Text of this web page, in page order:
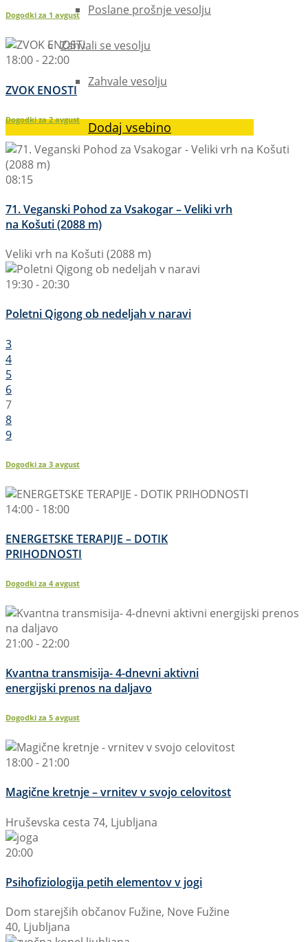
Poslane prošnje vesolju
Zahvali se vesolju
Zahvale vesolju
Dodaj vsebino
Dogodki za 1 avgust
18:00 - 22:00
ZVOK ENOSTI
Dogodki za2avgust
08:15
71. Veganski Pohod za Vsakogar – Veliki vrh
na Košuti (2088 m)
Veliki vrh na Košuti (2088 m)
19:30 - 20:30
Poletni Qigong ob nedeljah v naravi
3
4
5
6
7
8
9
Dogodki za 3 avgust
14:00 - 18:00
ENERGETSKE TERAPIJE – DOTIK
PRIHODNOSTI
Dogodki za 4 avgust
21:00 - 22:00
Kvantna transmisija- 4-dnevni aktivni
energijski prenos na daljavo
Dogodki za 5 avgust
18:00 - 21:00
Magične kretnje – vrnitev v svojo celovitost
Hruševska cesta 74, Ljubljana
20:00
Psihofiziologija petih elementov v jogi
Dom starejših občanov Fužine, Nove Fužine
40, Ljubljana